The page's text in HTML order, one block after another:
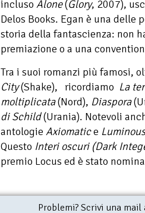
incluso Alone(Glory, 2007),
Delos Books. Egan è una
storia della fantascienza: non
premiazione o a una
Tra i suoi romanzi più famosi,
City(Shake), ricordiamo La
moltiplicata(Nord), Diaspora
di Schild(Urania). Notevoli
antologie Axiomatice Luminous
Questo Interi oscuri (Dark
premio Locus ed è stato
Problemi? Scrivi una